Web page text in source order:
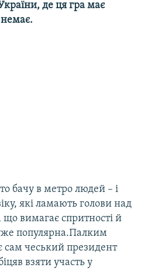
де ця гра має
бачу в метро людей – і
які ламають голови над
що вимагає спритності й
популярна.Палким
чеський президент
взяти участь у